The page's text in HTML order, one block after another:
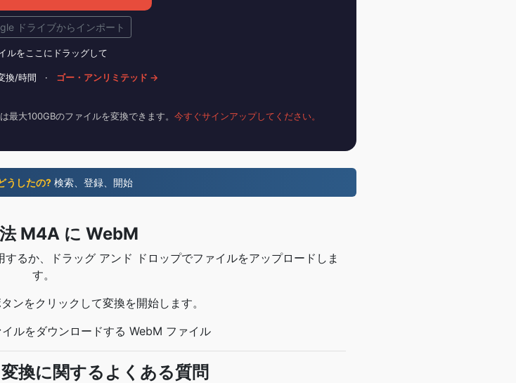
ドライブからインポート
ルをここにドラッグして
換/時間 · ゴー・アンリミテッド →
最大100GBのファイルを変換できます。 今すぐサインアップしてください。
うしたの?検索、登録、開始
M4A に WebM
るか、ドラッグ アンド ドロップでファイルをアップロードしま
す。
ンをクリックして変換を開始します。
ルをダウンロードする WebM ファイル
換に関するよくある質問